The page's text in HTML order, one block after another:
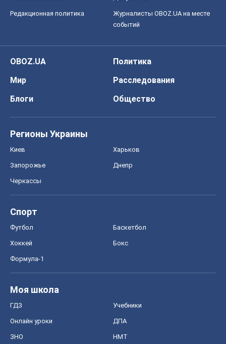
Редакционная политика
Журналисты OBOZ.UA на месте
событий
OBOZ.UA
Политика
Мир
Расследования
Блоги
Общество
Регионы Украины
Киев Харьков
Запорожье Днепр
Черкассы
Спорт
Футбол Баскетбол
Хоккей Бокс
Формула-1
Моя школа
ГДЗ Учебники
Онлайн уроки ДПА
ЗНО НМТ